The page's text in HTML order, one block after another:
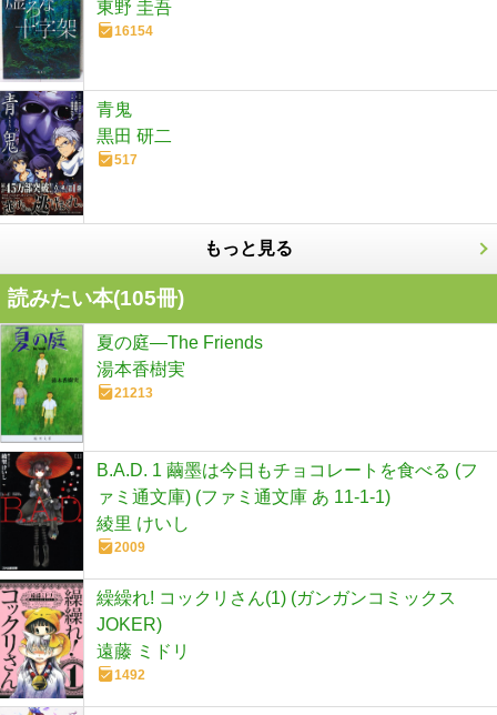
東野 圭吾
16154
青鬼
黒田 研二
517
もっと見る
読みたい本(105冊)
夏の庭―The Friends
湯本香樹実
21213
B.A.D. 1 繭墨は今日もチョコレートを食べる (フ
ァミ通文庫) (ファミ通文庫 あ 11-1-1)
綾里 けいし
2009
繰繰れ! コックリさん(1) (ガンガンコミックス
JOKER)
遠藤 ミドリ
1492